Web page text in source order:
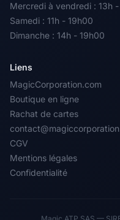
Mercredi à vendredi : 13h
Samedi : 11h - 19h00
Dimanche : 14h - 19h00
Liens
MagicCorporation.com
Boutique en ligne
Rachat de cartes
CGV
Mentions légales
Confidentialité